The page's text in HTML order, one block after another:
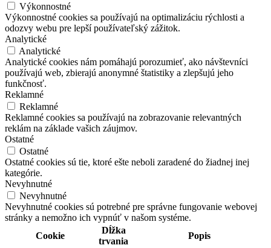
Výkonnostné
Výkonnostné cookies sa používajú na optimalizáciu rýchlosti a
odozvy webu pre lepší používateľský zážitok.
Analytické
Analytické
Analytické cookies nám pomáhajú porozumieť, ako návštevníci
používajú web, zbierajú anonymné štatistiky a zlepšujú jeho
funkčnosť.
Reklamné
Reklamné
Reklamné cookies sa používajú na zobrazovanie relevantných
reklám na základe vašich záujmov.
Ostatné
Ostatné
Ostatné cookies sú tie, ktoré ešte neboli zaradené do žiadnej inej
kategórie.
Nevyhnutné
Nevyhnutné
Nevyhnutné cookies sú potrebné pre správne fungovanie webovej
stránky a nemožno ich vypnúť v našom systéme.
Cookie
Dĺžka
trvania
Popis